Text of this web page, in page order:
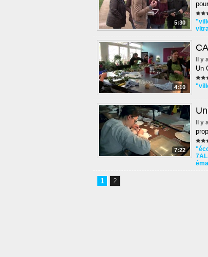
5:30
4:10
Il y
Un
7:22
Il y
1 2